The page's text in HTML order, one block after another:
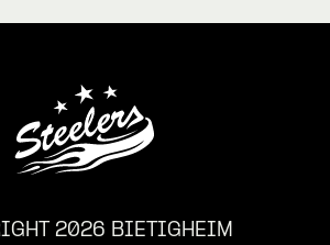
2026 BIETIGHEIM